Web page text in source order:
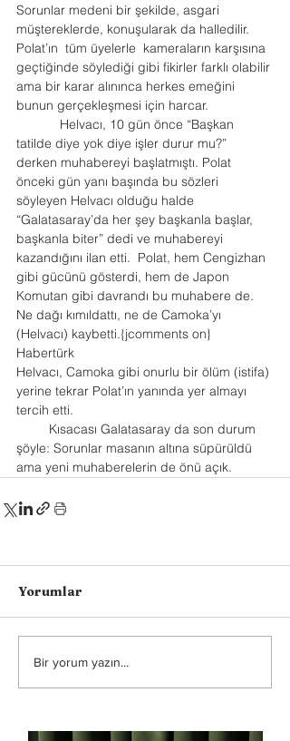
Sorunlar medeni bir şekilde, asgari
müştereklerde, konuşularak da halledilir.
Polat’ın  tüm üyelerle  kameraların karşısına
geçtiğinde söylediği gibi fikirler farklı olabilir
ama bir karar alınınca herkes emeğini
bunun gerçekleşmesi için harcar.
Helvacı, 10 gün önce “Başkan
tatilde diye yok diye işler durur mu?”
derken muhabereyi başlatmıştı. Polat
önceki gün yanı başında bu sözleri
söyleyen Helvacı olduğu halde
“Galatasaray’da her şey başkanla başlar,
başkanla biter” dedi ve muhabereyi
kazandığını ilan etti.  Polat, hem Cengizhan
gibi gücünü gösterdi, hem de Japon
Komutan gibi davrandı bu muhabere de.
Ne dağı kımıldattı, ne de Camoka’yı
(Helvacı) kaybetti.{jcomments on}
Habertürk
Helvacı, Camoka gibi onurlu bir ölüm (istifa)
yerine tekrar Polat’ın yanında yer almayı
tercih etti.
Kısacası Galatasaray da son durum
şöyle: Sorunlar masanın altına süpürüldü
ama yeni muhaberelerin de önü açık.
Yorumlar
Bir yorum yazın...